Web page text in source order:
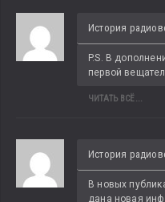
История
P.S. В
первой
ЧИТАТЬ ВСЁ...
История
В новых
дана новая